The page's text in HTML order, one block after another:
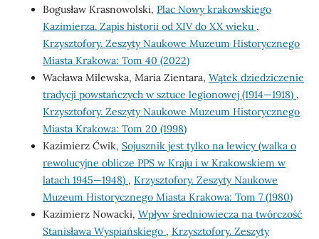
Bogusław Krasnowolski, Plac Nowy krakowskiego
Kazimierza. Zapis historii od XIV do XX wieku ,
Krzysztofory. Zeszyty Naukowe Muzeum Historycznego
Miasta Krakowa: Tom 40 (2022)
Wacława Milewska, Maria Zientara, Wątek dziedziczenie
tradycji powstańczych w sztuce legionowej (1914—1918) ,
Krzysztofory. Zeszyty Naukowe Muzeum Historycznego
Miasta Krakowa: Tom 20 (1998)
Kazimierz Ćwik, Sojusznik jest tylko na lewicy (walka o
rewolucyjne oblicze PPS w Kraju i w Krakowskiem w
latach 1945—1948) , Krzysztofory. Zeszyty Naukowe
Muzeum Historycznego Miasta Krakowa: Tom 7 (1980)
Kazimierz Nowacki, Wpływ średniowiecza na twórczość
Stanisława Wyspiańskiego , Krzysztofory. Zeszyty